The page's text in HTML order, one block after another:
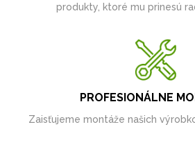
produkty, ktoré mu prinesú
PROFESIONÁLNE
Zaisťujeme montáže našich